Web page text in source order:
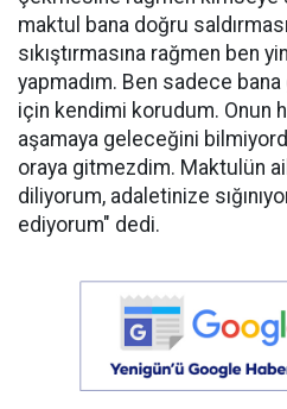
maktul bana doğru
sıkıştırmasına rağmen ben
yapmadım. Ben sadece bana
için kendimi korudum. Onun
aşamaya geleceğini
oraya gitmezdim. Maktulün
diliyorum, adaletinize
ediyorum" dedi.